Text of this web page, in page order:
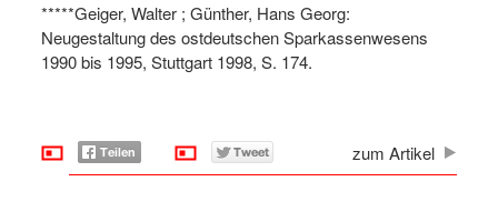
*****Geiger, Walter ; Günther, Hans Georg:
Neugestaltung des ostdeutschen Sparkassenwesens
1990 bis 1995, Stuttgart 1998, S. 174.
zum Artikel